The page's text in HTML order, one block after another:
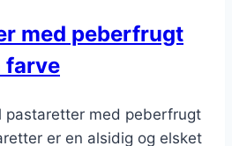
med peberfrugt
farve
pastaretter med peberfrugt
er en alsidig og elsket